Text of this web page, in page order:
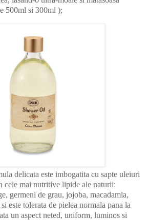
500ml si 300ml );
delicata este imbogatita cu sapte uleiuri
cele mai nutritive lipide ale naturii:
germeni de grau, jojoba, macadamia,
este tolerata de pielea normala pana la
un aspect neted, uniform, luminos si